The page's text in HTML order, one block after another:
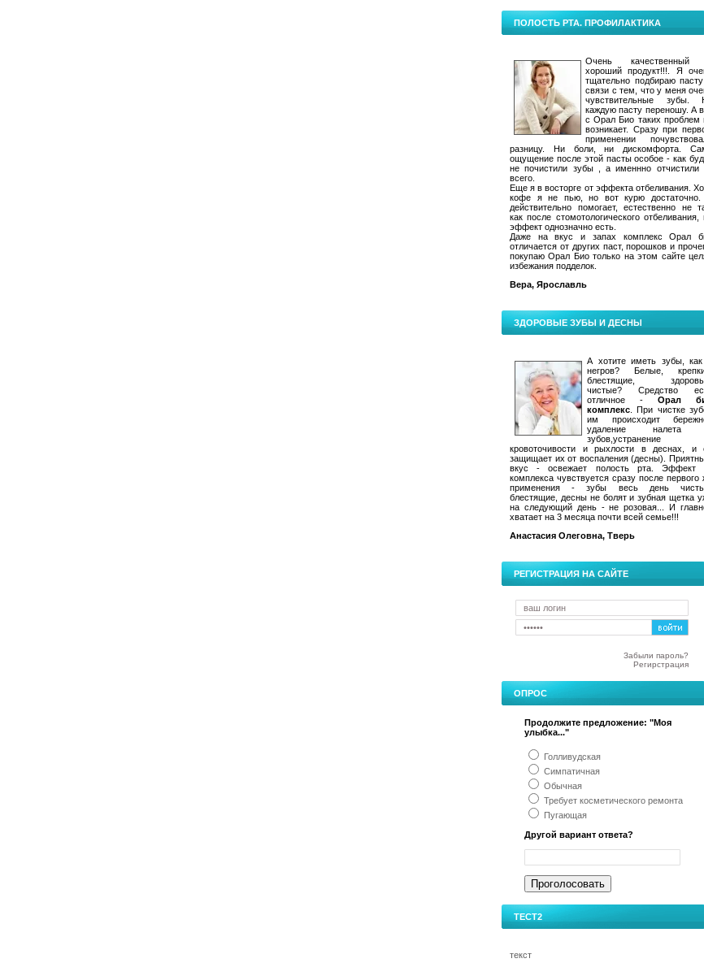
ПОЛОСТЬ РТА. ПРОФИЛАКТИКА
Очень
хороший продукт!!!. Я
тщательно подбираю
связи с тем, что у меня
чувствительные зубы.
каждую пасту переношу. А
с Орал Био таких проблем
возникает. Сразу при
применении
разницу. Ни боли, ни дискомфорта.
ощущение после этой пасты особое - как
не почистили зубы , а именнно отчистили
всего.
Еще я в восторге от эффекта отбеливания.
кофе я не пью, но вот курю
действительно помогает, естественно не
как после стомотологического отбеливания,
эффект однозначно есть.
Даже на вкус и запах комплекс Орал
отличается от других паст, порошков и
покупаю Орал Био только на этом сайте
избежания подделок.
Вера, Ярославль
ЗДОРОВЫЕ ЗУБЫ И ДЕСНЫ
А хотите иметь зубы,
негров? Белые,
блестящие,
чистые? Средство
отличное - Орал
комплекс . При чистке
им происходит
удаление налета
зубов,устранение
кровоточивости и рыхлости в деснах, и
защищает их от воспаления (десны).
вкус - освежает полость рта. Эффект
комплекса чувствуется сразу после первого
применения - зубы весь день
блестящие, десны не болят и зубная щетка
на следующий день - не розовая... И
хватает на 3 месяца почти всей семье!!!
Анастасия Олеговна, Тверь
РЕГИСТРАЦИЯ НА САЙТЕ
Забыли пароль?
Регирстрация
ОПРОС
Продолжите предложение: "Моя
улыбка..."
Голливудская
Симпатичная
Обычная
Требует косметического ремонта
Пугающая
Другой вариант ответа?
ТЕСТ2
текст